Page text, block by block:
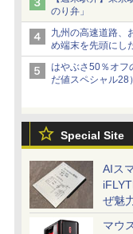
のり弁」
九州の高速道路、
め端末を先頭にし
回は料金調整を実
はやぶさ50％オフ
だ値スペシャル28
Special Site
AIス
ぜ魅
マウ